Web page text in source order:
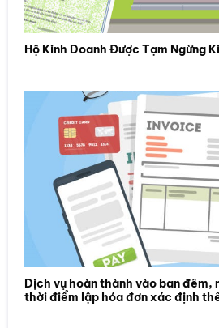
Hộ Kinh Doanh Được Tạm Ngừng
Dịch vụ hoàn thành vào ban đêm,
thời điểm lập hóa đơn xác định